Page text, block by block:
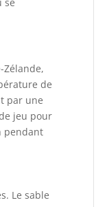
de
par une
jeu pour
pendant
Le sable